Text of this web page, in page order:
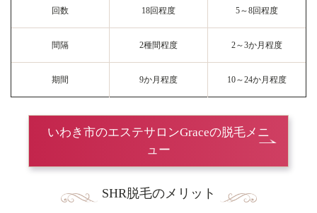
回数 18回程度 5～8回程度
間隔 2種間程度 2～3か月程度
期間 9か月程度 10～24か月程度
いわき市のエステサロンGraceの脱毛メニ
ュー
SHR脱毛のメリット